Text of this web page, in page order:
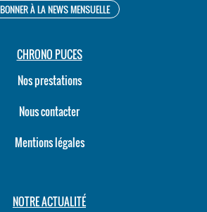
CHRONO PUCES
Nos prestations
Nous contacter
Mentions légales
NOTRE ACTUALITÉ